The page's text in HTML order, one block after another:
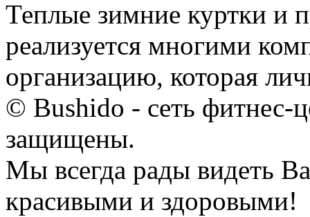
Теплые зимние куртки и
реализуется многими
организацию, которая
© Bushido - сеть фитнес-
защищены.
Мы всегда рады видеть
красивыми и здоровыми!